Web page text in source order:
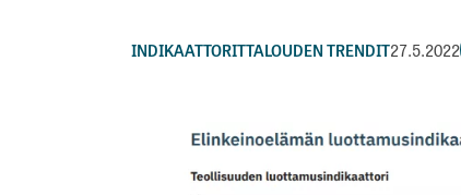
INDIKAATTORITTALOUDEN TRENDIT27.5.2022